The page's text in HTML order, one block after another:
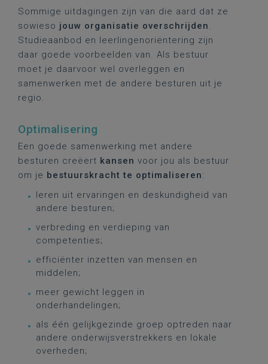
Sommige uitdagingen zijn van die aard dat ze
sowieso jouw organisatie overschrijden.
Studieaanbod en leerlingenoriëntering zijn
daar goede voorbeelden van. Als bestuur
moet je daarvoor wel overleggen en
samenwerken met de andere besturen uit je
regio.
Optimalisering
Een goede samenwerking met andere
besturen creëert kansen voor jou als bestuur
om je bestuurskracht te optimaliseren:
leren uit ervaringen en deskundigheid van
andere besturen;
verbreding en verdieping van
competenties;
efficiënter inzetten van mensen en
middelen;
meer gewicht leggen in
onderhandelingen;
als één gelijkgezinde groep optreden naar
andere onderwijsverstrekkers en lokale
overheden;